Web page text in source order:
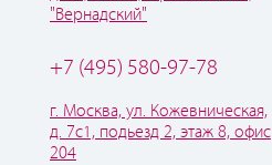
"Вернадский"
+7 (495) 580-97-78
г. Москва, ул. Кожевническая,
д. 7с1, подьезд 2, этаж 8, офис
204